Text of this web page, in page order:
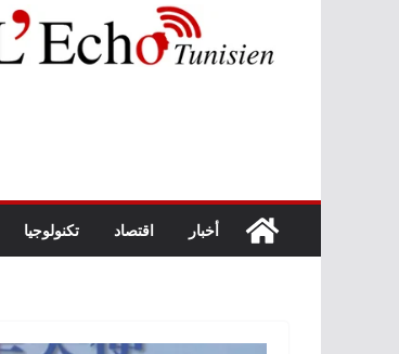
أخبار اقتصاد تكنولوجيا